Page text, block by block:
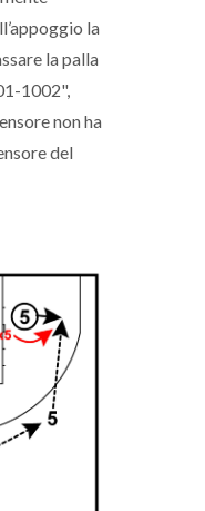
la
la palla
1002",
non ha
del